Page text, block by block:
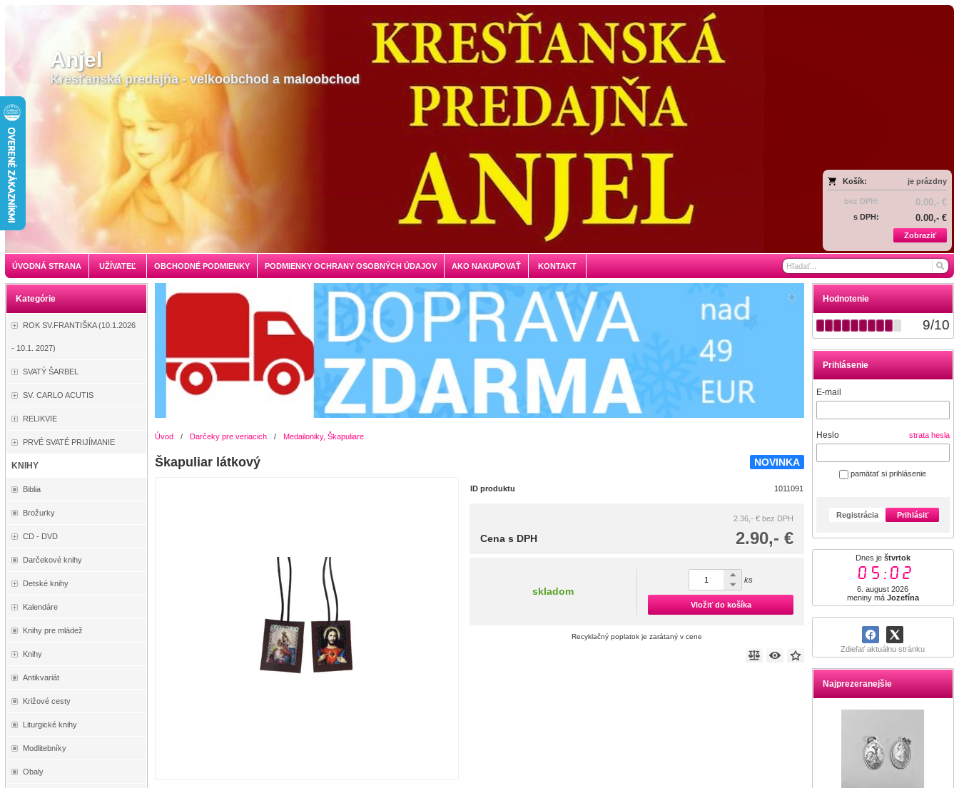
Košík: je prázdny
bez DPH: 0.00,- €
s DPH: 0.00,- €
Zobraziť
Anjel
Kresťanská predajňa - velkoobchod a maloobchod
ÚVODNÁ STRANA UŽÍVATEĽ OBCHODNÉ PODMIENKY PODMIENKY OCHRANY OSOBNÝCH ÚDAJOV AKO NAKUPOVAŤ KONTAKT
Kategórie
ROK SV.FRANTIŠKA (10.1.2026
- 10.1. 2027)
SVATÝ ŠARBEL
SV. CARLO ACUTIS
RELIKVIE
PRVÉ SVATÉ PRIJÍMANIE
KNIHY
Biblia
Brožurky
CD - DVD
Darčekové knihy
Detské knihy
Kalendáre
Knihy pre mládež
Knihy
Antikvariát
Križové cesty
Liturgické knihy
Modlitebníky
Obaly
Hodnotenie
9/10
Prihlásenie
E-mail
Heslo strata hesla
pamätať si prihlásenie
Registrácia Prihlásiť
Dnes je štvrtok
05:02
6. august 2026
meniny má Jozefína
Zdieľať aktuálnu stránku
Najprezeranejšie
Úvod / Darčeky pre veriacich / Medailoniky, Škapuliare
NOVINKA
Škapuliar látkový
ID produktu 1011091
2.36,- € bez DPH
2.90,- €
Cena s DPH
skladom
ks
Vložiť do košíka
Recyklačný poplatok je zarátaný v cene